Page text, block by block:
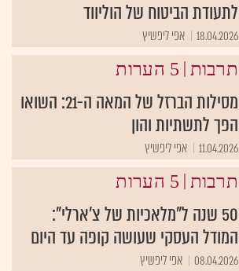
לתעודת הביטוח של הוליווד
18.04.2026 אפי ליפשיץ
תרבות | 5 הערות
מסילות הברזל של המאה ה-21: השואו
הפך לתשתיות והון
11.04.2026 אפי ליפשיץ
תרבות | 5 הערות
50 שנה ל"מלאכיות של צ'ארלי":
המודל העסקי שעושה קופה עד היום
08.04.2026 אפי ליפשיץ